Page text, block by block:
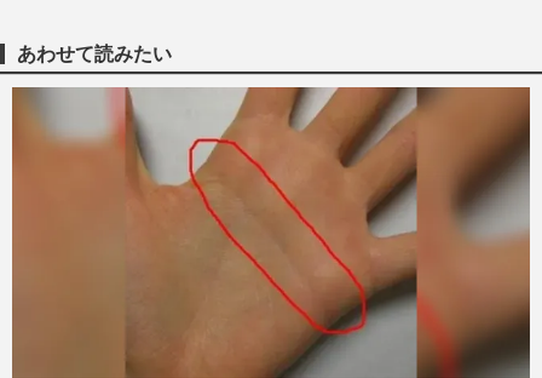
週刊女性PRIME
あのちゃん嫌いな芸能人に「鈴木紗理奈」
の実名で番組炎上、降板宣言直前の“煽り
投稿”連発に広がる波紋
週刊女性PRIME 2026/5/25
鈴木紗理奈、あのちゃんから「嫌いな芸能
人」と名指し放送のテレビ朝日に苦言、広
報が答えた制作意図と謝罪
2026/5/22
あわせて読みたい